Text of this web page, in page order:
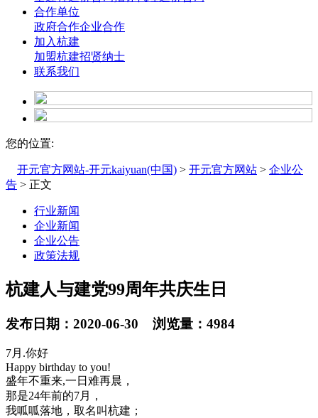
合作单位
政府合作企业合作
加入杭建
加盟杭建招贤纳士
联系我们
您的位置:
开元官方网站-开元kaiyuan(中国) > 开元官方网站 > 企业公
告 > 正文
行业新闻
企业新闻
企业公告
政策法规
杭建人与建党99周年共庆生日
发布日期：2020-06-30 浏览量：4984
7月.你好
Happy birthday to you!
盛年不重来,一日难再晨，
那是24年前的7月，
我呱呱落地，取名叫杭建；